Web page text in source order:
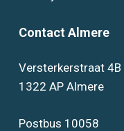
Contact Almere
Versterkerstraat 4B
1322 AP Almere
Postbus 10058